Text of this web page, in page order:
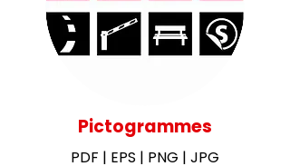
Pictogrammes
PDF | EPS | PNG | JPG